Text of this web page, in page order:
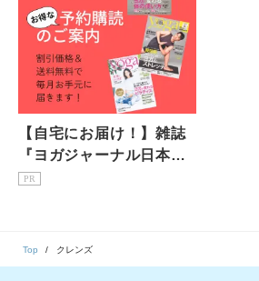
【自宅にお届け！】雑誌
『ヨガジャーナル日本
版』予約購読のご案内
PR
Top クレンズ